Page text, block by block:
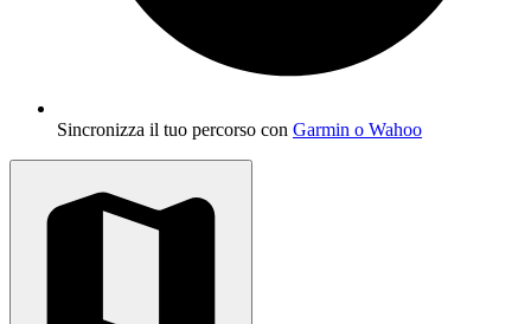
Sincronizza il tuo percorso con Garmin o Wahoo